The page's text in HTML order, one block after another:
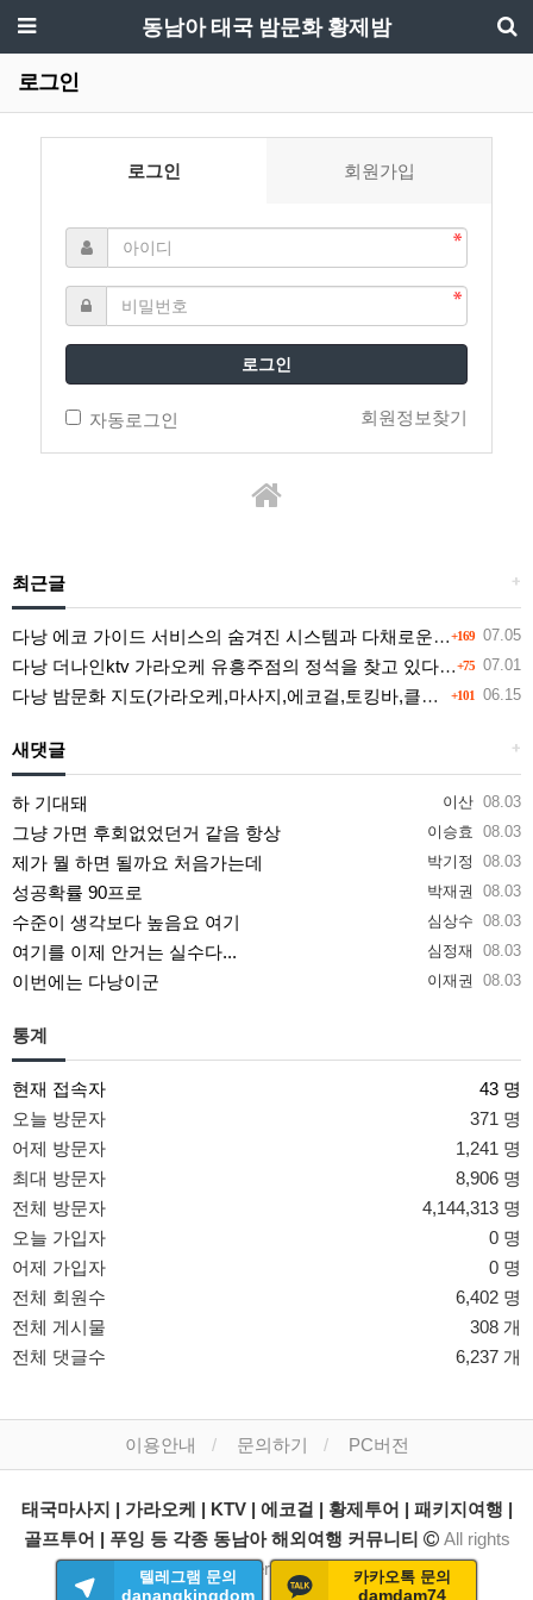
동남아 태국 밤문화 황제밤
로그인
로그인 회원가입
로그인
자동로그인 회원정보찾기
+
최근글
+169 07.05
다낭 에코 가이드 서비스의 숨겨진 시스템과 다채로운 인력 풀의 진실
+75 07.01
다낭 더나인ktv 가라오케 유흥주점의 정석을 찾고 있다면 여기
+101 06.15
다낭 밤문화 지도(가라오케,마사지,에코걸,토킹바,클럽) 유흥별 가격 및 후기공유
+
새댓글
이산 08.03
하 기대돼
이승효 08.03
그냥 가면 후회없었던거 같음 항상
박기정 08.03
제가 뭘 하면 될까요 처음가는데
박재권 08.03
성공확률 90프로
심상수 08.03
수준이 생각보다 높음요 여기
심정재 08.03
여기를 이제 안거는 실수다...
이재권 08.03
이번에는 다낭이군
통계
현재 접속자
43 명
오늘 방문자
371 명
어제 방문자
1,241 명
최대 방문자
8,906 명
전체 방문자
4,144,313 명
오늘 가입자
0 명
어제 가입자
0 명
전체 회원수
6,402 명
전체 게시물
308 개
전체 댓글수
6,237 개
텔레그램 문의
danangkingdom
카카오톡 문의
damdam74
이용안내 문의하기 PC버전
태국마사지 | 가라오케 | KTV | 에코걸 | 황제투어 | 패키지여행 |
골프투어 | 푸잉 등 각종 동남아 해외여행 커뮤니티
All rights
reserved.